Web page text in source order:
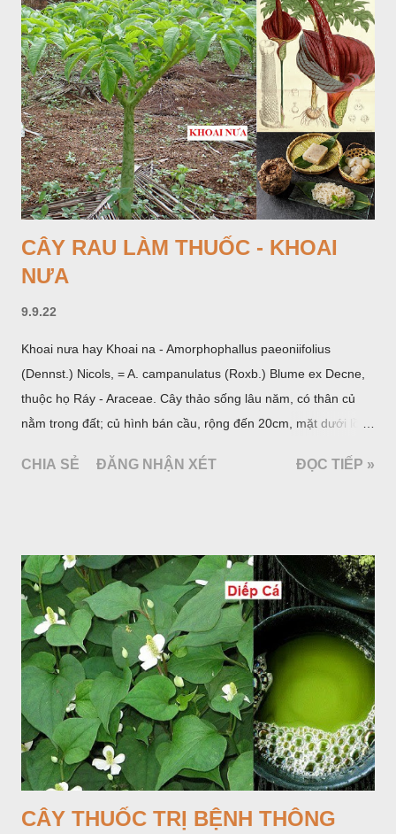
CÂY RAU LÀM THUỐC - KHOAI
NƯA
9.9.22
Khoai nưa hay Khoai na - Amorphophallus paeoniifolius
(Dennst.) Nicols, = A. campanulatus (Roxb.) Blume ex Decne,
thuộc họ Ráy - Araceae. Cây thảo sống lâu năm, có thân củ
nằm trong đất; củ hình bán cầu, rộng đến 20cm, mặt dưới lồi
quanh có 3-5 mấu lồi; vỏ củ màu nâu, thịt trắng vàng và cứng.
một mo to màu đỏ xanh có đốm trắng, mặt trong màu đỏ thẫm,
bao lấy một bong mo là một trục mang phần hoa cái ở dưới,
phần hoa đực ở trên. Khoai nưa phân bố ở Ấn độ, Myanma,
Trung quốc, Việt nam, Campuchia, Malaixia, Inđônêxia,
Philippin. Ở nước ta, khoai nưa mọc hoang rải rác ở khắp các
vùng rừng núi, được bà con nhiều địa phương đem về trồng từ
lâu đời ở trong vườn, quanh bờ ao, dọc hàng rào và trên các
đồi để làm thức ăn cho người và gia súc, gặp nhiều ở các tỉnh
Lạng s...
CHIA SẺ ĐĂNG NHẬN XÉT ĐỌC TIẾP »
CÂY THUỐC TRỊ BỆNH THÔNG